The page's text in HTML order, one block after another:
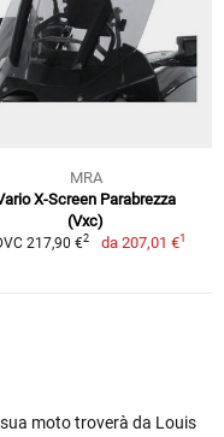
MRA
X-Screen Parabrezza
(Vxc)
217,90 €2 da 207,01 €1
moto troverà da Louis